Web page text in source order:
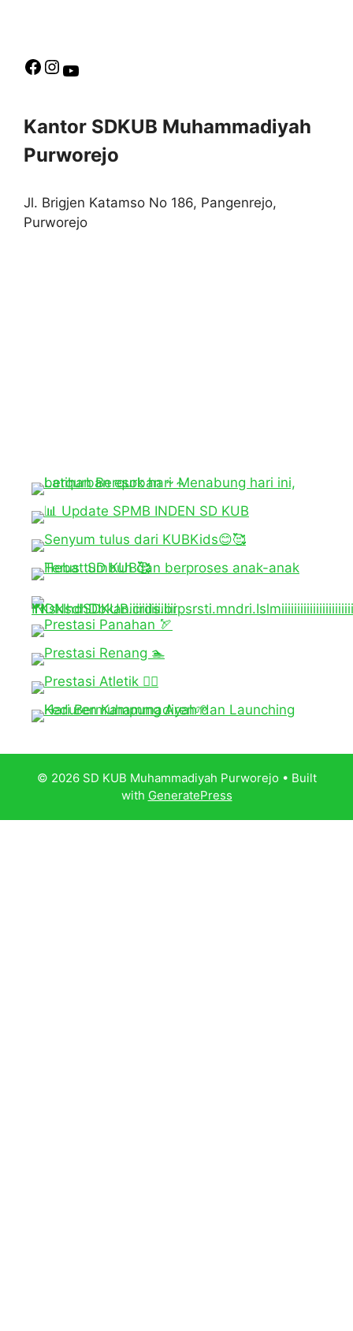
Kantor SDKUB Muhammadiyah
Purworejo
Jl. Brigjen Katamso No 186, Pangenrejo,
Purworejo
© 2026 SD KUB Muhammadiyah Purworejo • Built
with GeneratePress